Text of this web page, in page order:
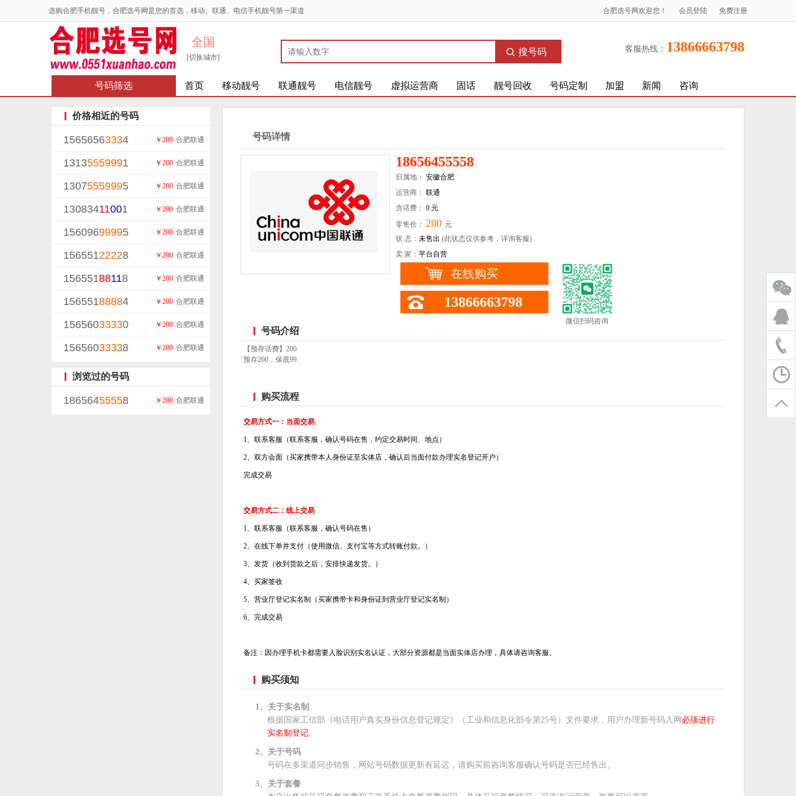
合肥选号网欢迎您！ 会员登陆 免费注册
选购合肥手机靓号，合肥选号网是您的首选，移动、联通、电信手机靓号第一渠道
全国
[切换城市]
搜号码 客服热线： 13866663798
号码筛选 首页 移动靓号 联通靓号 电信靓号 虚拟运营商 固话 靓号回收 号码定制 加盟 新闻 咨询
价格相近的号码
15656563334 合肥联通
￥200
13135559991 合肥联通
￥200
13075559995 合肥联通
￥200
13083411001 合肥联通
￥200
15609699995 合肥联通
￥200
15655122228 合肥联通
￥200
15655188118 合肥联通
￥200
15655188884 合肥联通
￥200
15656033330 合肥联通
￥200
15656033338 合肥联通
￥200
浏览过的号码
18656455558 合肥联通
￥200
号码详情
18656455558
归属地： 安徽合肥
运营商： 联通
含话费： 0 元
零售价： 200 元
状 态： 未售出 (此状态仅供参考，详询客服)
卖 家： 平台自营
在线购买
13866663798
微信扫码咨询
号码介绍
【预存话费】200
预存200，保底99
购买流程
交易方式一：当面交易
1、联系客服（联系客服，确认号码在售，约定交易时间、地点）
2、双方会面（买家携带本人身份证至实体店，确认后当面付款办理实名登记开户）
完成交易
交易方式二：线上交易
1、联系客服（联系客服，确认号码在售）
2、在线下单并支付（使用微信、支付宝等方式转账付款。）
3、发货（收到货款之后，安排快递发货。）
4、买家签收
5、营业厅登记实名制（买家携带卡和身份证到营业厅登记实名制）
6、完成交易
备注：因办理手机卡都需要人脸识别实名认证，大部分资源都是当面实体店办理，具体请咨询客服。
购买须知
1、关于实名制
根据国家工信部《电话用户真实身份信息登记规定》（工业和信息化部令第25号）文件要求，用户办理新号码入网 必须进行
实名制登记。
2、关于号码
号码在多渠道同步销售，网站号码数据更新有延迟，请购买前咨询客服确认号码是否已经售出。
3、关于套餐